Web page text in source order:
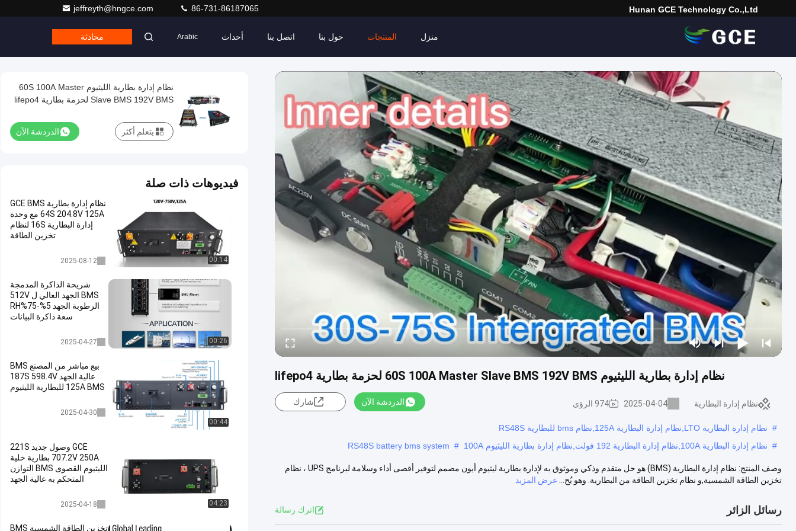
Hunan GCE Technology Co.,Ltd
jeffreyth@hngce.com 86-731-86187065
منزل المنتجات حول بنا اتصل بنا أحداث Arabic محادثة
نظام إدارة بطارية الليثيوم 60S 100A Master Slave BMS 192V BMS لحزمة بطارية lifepo4
نظام إدارة البطارية 2025-04-04 974 الرؤى الدردشة الآن شارك
# نظام إدارة البطارية LTO,نظام إدارة البطارية 125A,نظام bms للبطارية RS48S
# نظام إدارة البطارية 100A,نظام إدارة البطارية 192 فولت,نظام إدارة بطارية الليثيوم 100A #
RS48S battery bms system
وصف المنتج: نظام إدارة البطارية (BMS) هو حل متقدم وذكي وموثوق به لإدارة بطارية ليثيوم أيون مصمم لتوفير أقصى أداء وسلامة لبرنامج UPS ، نظام
تخزين الطاقة الشمسية,و نظام تخزين الطاقة من البطارية. وهو يُح...
عرض المزيد
رسائل الزائر اترك رسالة
نظام إدارة بطارية الليثيوم 60S 100A Master
Slave BMS 192V BMS لحزمة بطارية lifepo4
الدردشة الآن يتعلم أكثر
فيديوهات ذات صلة
00:14
نظام إدارة بطارية GCE BMS
64S 204.8V 125A مع وحدة
إدارة البطارية 16S لنظام
تخزين الطاقة
نظام إدارة البطارية2025-08-12
00:26
شريحة الذاكرة المدمجة
BMS الجهد العالي ل 512V
الرطوبة الجهد 5%-75%RH
سعة ذاكرة البيانات
2025-04-27
00:44
بيع مباشر من المصنع BMS
عالية الجهد 187S 598.4V
125A BMS للبطارية الليثيوم
2025-04-30
04:23
GCE وصول جديد 221S
707.2V 250A بطارية خلية
الليثيوم القصوى BMS التوازن
المتحكم به عالية الجهد
2025-04-18
تخزين الطاقة الشمسية BMS